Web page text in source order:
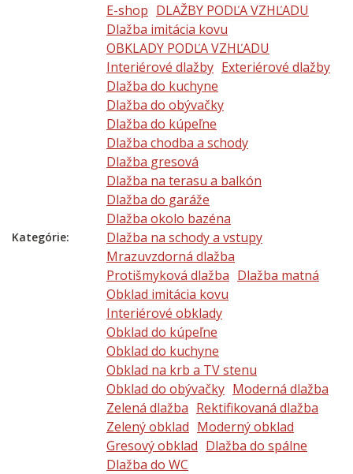
Kategórie:
E-shop DLAŽBY PODĽA VZHĽADU
Dlažba imitácia kovu
OBKLADY PODĽA VZHĽADU
Interiérové dlažby Exteriérové dlažby
Dlažba do kuchyne
Dlažba do obývačky
Dlažba do kúpeľne
Dlažba chodba a schody
Dlažba gresová
Dlažba na terasu a balkón
Dlažba do garáže
Dlažba okolo bazéna
Dlažba na schody a vstupy
Mrazuvzdorná dlažba
Protišmyková dlažba Dlažba matná
Obklad imitácia kovu
Interiérové obklady
Obklad do kúpeľne
Obklad do kuchyne
Obklad na krb a TV stenu
Obklad do obývačky Moderná dlažba
Zelená dlažba Rektifikovaná dlažba
Zelený obklad Moderný obklad
Gresový obklad Dlažba do spálne
Dlažba do WC